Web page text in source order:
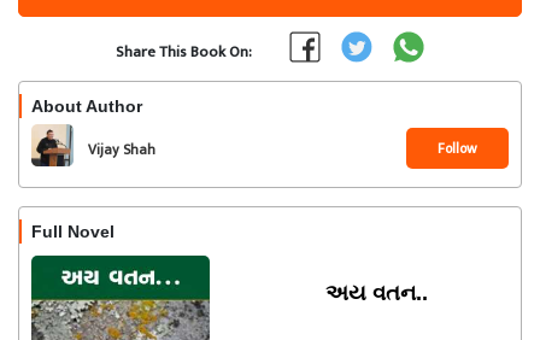
Share This Book On:
About Author
Vijay Shah Follow
Full Novel
અય વતન..